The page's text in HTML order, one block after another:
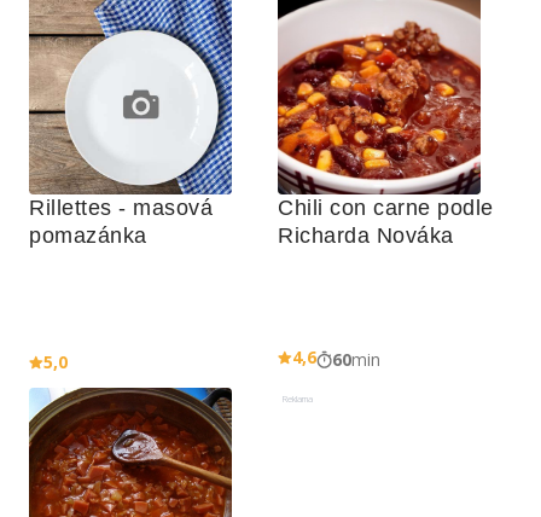
Rillettes - masová
pomazánka
5,0
Chili con carne podle
Richarda Nováka
4,6 60min
Reklama